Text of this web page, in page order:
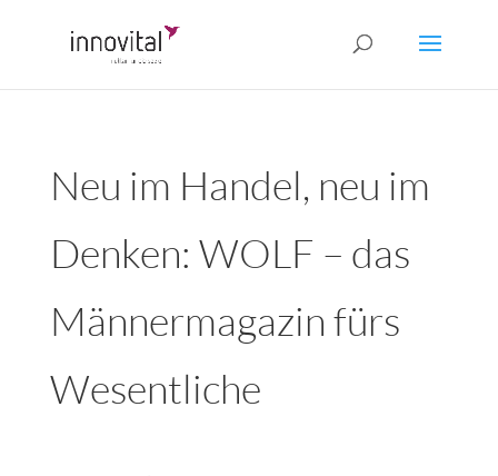
Neu im Handel, neu im
Denken: WOLF – das
Männermagazin fürs
Wesentliche